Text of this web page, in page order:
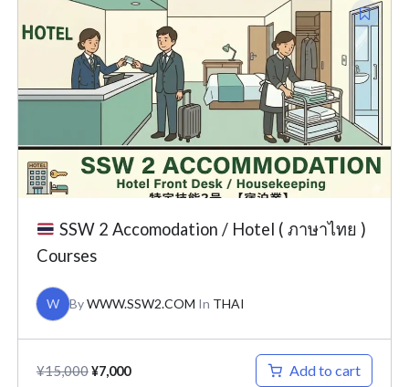
SSW 2 Accomodation / Hotel ( ภาษาไทย )
Courses
W ByWWW.SSW2.COM In THAI
¥15,000
was:
¥15,000.
¥7,000
¥7,000.
Add to cart